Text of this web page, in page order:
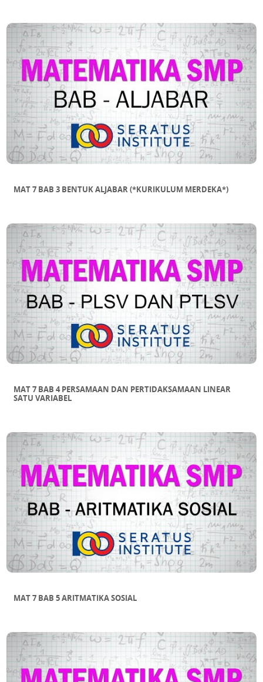
MAT 7 BAB 3 BENTUK ALJABAR (*KURIKULUM MERDEKA*)
MAT 7 BAB 4 PERSAMAAN DAN PERTIDAKSAMAAN LINEAR
SATU VARIABEL
MAT 7 BAB 5 ARITMATIKA SOSIAL